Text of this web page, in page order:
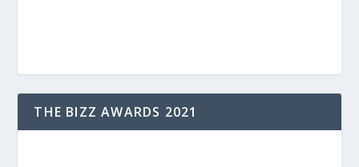
THE BIZZ AWARDS 2021